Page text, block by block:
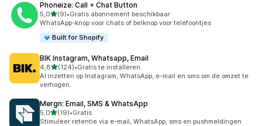
Phoneize: Call + Chat Button
5,0van 5 sterren
(9)
9 recensies in totaal
•Gratis abonnement beschikbaar
WhatsApp-knop voor chats of belknop voor telefoontjes
Built for Shopify
BIK Instagram, Whatsapp, Email
4,8van 5 sterren
(124)
124 recensies in totaal
•Gratis te installeren
AI inzetten op Instagram, WhatsApp, e-mail en sms om de omzet te
verhogen.
Mergn: Email, SMS & WhatsApp
5,0van 5 sterren
(19)
19 recensies in totaal
•Gratis
Stimuleer retentie via e-mail, WhatsApp, sms en pushmeldingen